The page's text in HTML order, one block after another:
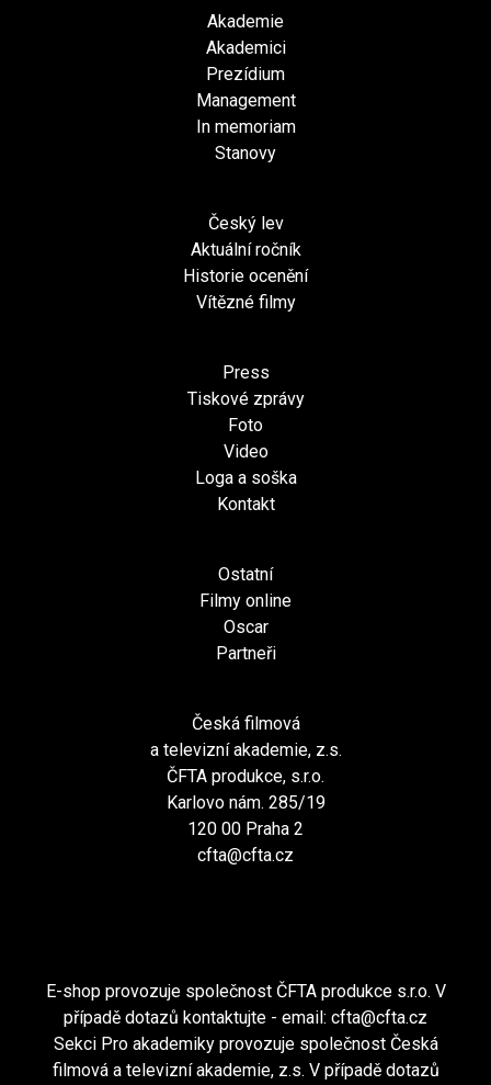
Akademie
Akademici
Prezídium
Management
In memoriam
Stanovy
Český lev
Aktuální ročník
Historie ocenění
Vítězné filmy
Press
Tiskové zprávy
Foto
Video
Loga a soška
Kontakt
Ostatní
Filmy online
Oscar
Partneři
Česká filmová
a televizní akademie, z.s.
ČFTA produkce, s.r.o.
Karlovo nám. 285/19
120 00 Praha 2
cfta@cfta.cz
E-shop provozuje společnost ČFTA produkce s.r.o. V
případě dotazů kontaktujte - email: cfta@cfta.cz
Sekci Pro akademiky provozuje společnost Česká
filmová a televizní akademie, z.s. V případě dotazů